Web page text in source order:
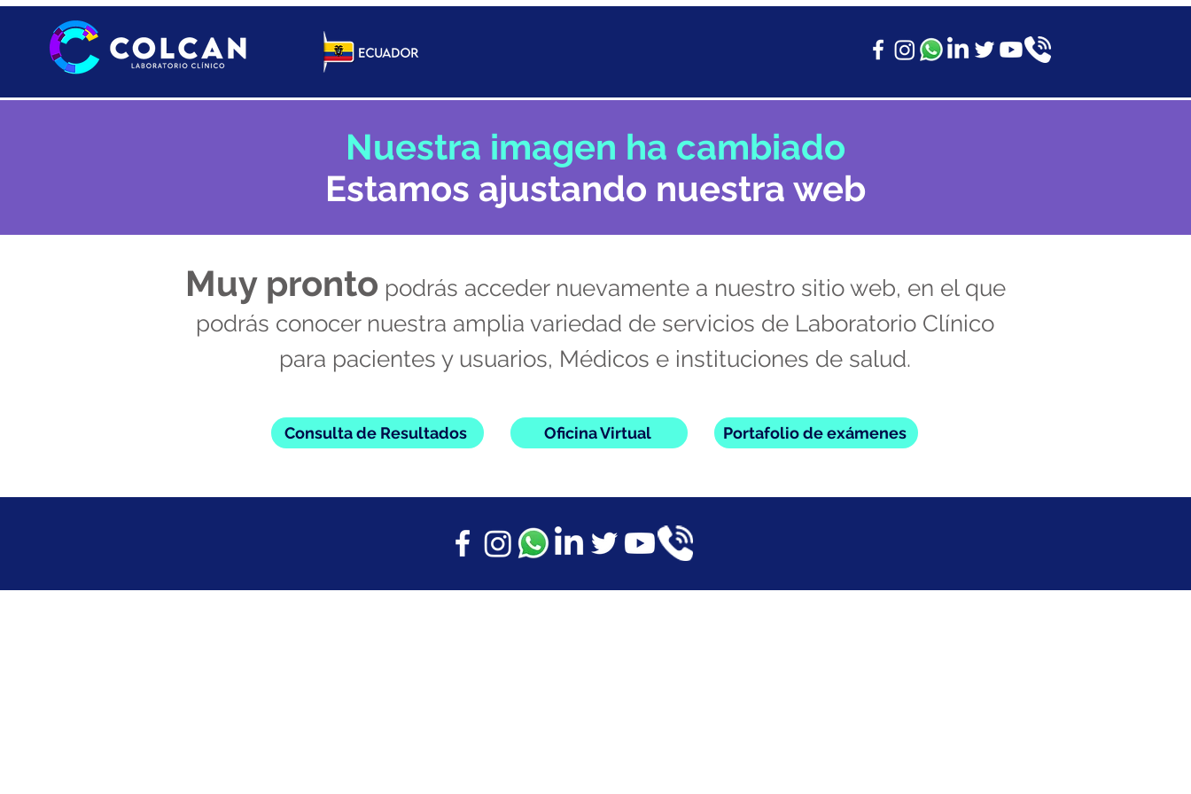
Nuestra imagen ha cambiado
Estamos ajustando nuestra web
Muy pronto podrás acceder nuevamente a nuestro sitio web, en el que
podrás conocer nuestra amplia variedad de servicios de Laboratorio Clínico
para pacientes y usuarios, Médicos e instituciones de salud.
Consulta de Resultados Oficina Virtual Portafolio de exámenes